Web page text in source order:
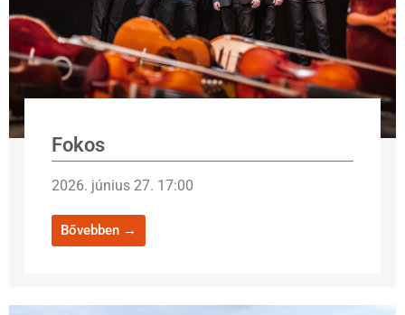
Fokos
2026. június 27. 17:00
Bővebben →